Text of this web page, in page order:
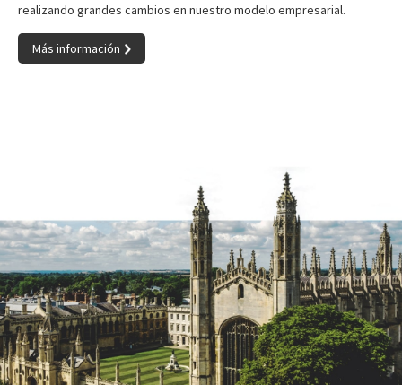
realizando grandes cambios en nuestro modelo empresarial.
Más información